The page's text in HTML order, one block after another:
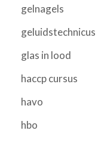
gelnagels
geluidstechnicus
glas in lood
haccp cursus
havo
hbo